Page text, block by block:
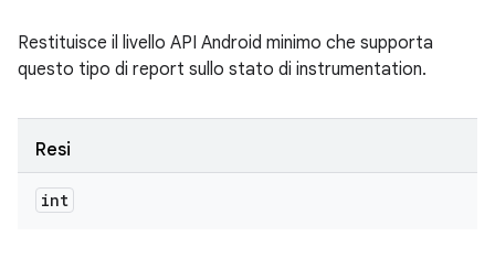
Restituisce il livello API Android minimo che supporta
questo tipo di report sullo stato di instrumentation.
Resi
int